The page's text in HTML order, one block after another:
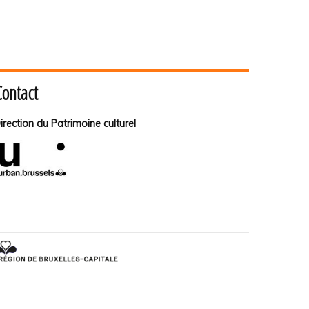
du Patrimoine culturel